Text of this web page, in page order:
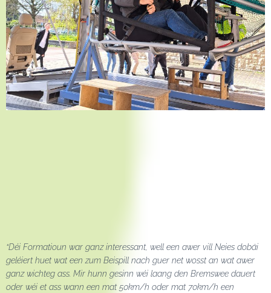
“Déi Formatioun war ganz interessant, well een awer vill Neies dobäi
geléiert huet wat een zum Beispill nach guer net wosst an wat awer
ganz wichteg ass. Mir hunn gesinn wéi laang den Bremswee dauert
oder wéi et ass wann een mat 50km/h oder mat 70km/h een